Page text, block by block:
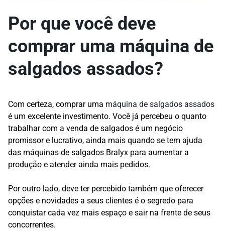
Por que você deve
comprar uma máquina de
salgados assados?
Com certeza, comprar uma máquina de salgados assados
é um excelente investimento. Você já percebeu o quanto
trabalhar com a venda de salgados é um negócio
promissor e lucrativo, ainda mais quando se tem ajuda
das máquinas de salgados Bralyx para aumentar a
produção e atender ainda mais pedidos.
Por outro lado, deve ter percebido também que oferecer
opções e novidades a seus clientes é o segredo para
conquistar cada vez mais espaço e sair na frente de seus
concorrentes.